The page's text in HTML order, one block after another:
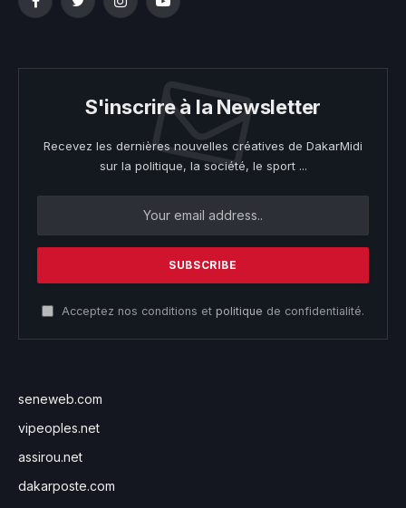
FacebookTwitterInstagramYouTube
S'inscrire à la Newsletter
Recevez les dernières nouvelles créatives de DakarMidi
sur la politique, la société, le sport ...
Acceptez nos conditions et politique de confidentialité.
seneweb.com
vipeoples.net
assirou.net
dakarposte.com